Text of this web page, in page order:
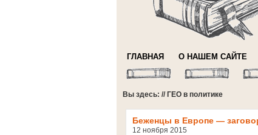
ГЛАВНАЯ О НАШЕМ САЙТЕ
Вы здесь: // ГЕО в политике
Беженцы в Европе —
12 ноября 2015